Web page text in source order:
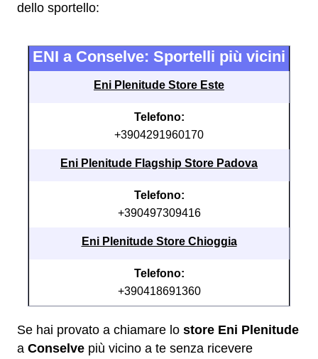
dello sportello:
ENI a Conselve: Sportelli più vicini
Eni Plenitude Store Este
Telefono:
+3904291960170
Eni Plenitude Flagship Store Padova
Telefono:
+390497309416
Eni Plenitude Store Chioggia
Telefono:
+390418691360
Se hai provato a chiamare lo store Eni Plenitude
a Conselve più vicino a te senza ricevere